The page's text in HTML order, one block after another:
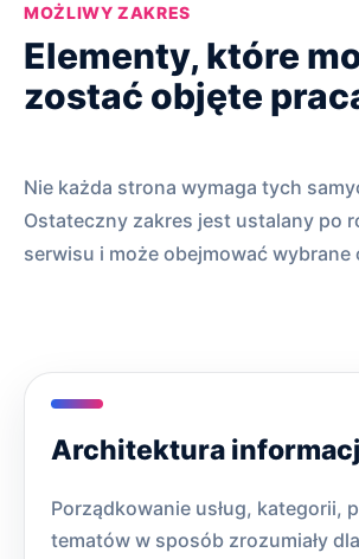
MOŻLIWY ZAKRES
Elementy, które
zostać objęte
Nie każda strona wymaga tych
Ostateczny zakres jest ustalany po
serwisu i może obejmować wybrane
Architektura
Porządkowanie usług, kategorii,
tematów w sposób zrozumiały dla